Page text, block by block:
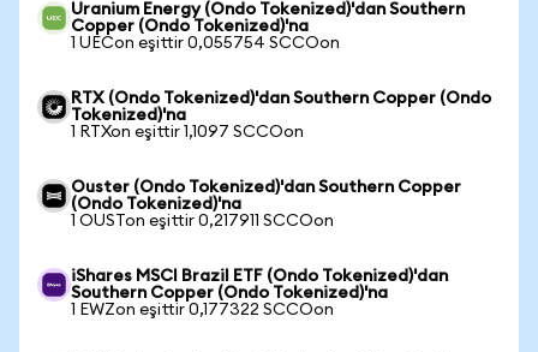
Uranium Energy (Ondo Tokenized)'dan Southern
Copper (Ondo Tokenized)'na
1 UECon eşittir 0,055754 SCCOon
RTX (Ondo Tokenized)'dan Southern Copper (Ondo
Tokenized)'na
1 RTXon eşittir 1,1097 SCCOon
Ouster (Ondo Tokenized)'dan Southern Copper
(Ondo Tokenized)'na
1 OUSTon eşittir 0,217911 SCCOon
iShares MSCI Brazil ETF (Ondo Tokenized)'dan
Southern Copper (Ondo Tokenized)'na
1 EWZon eşittir 0,177322 SCCOon